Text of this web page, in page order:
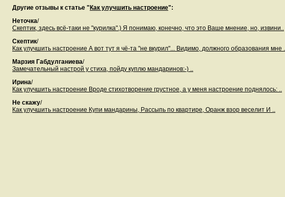
Другие отзывы к статье " Как улучшить настроение":
Неточка/
Скептик, здесь всё-таки не "курилка".) Я понимаю, конечно, что это Ваше мнение, но, извини..
Скептик/
Как улучшить настроение А вот тут я чё-та "не вкурил"... Видимо, должного образования мне
Марзия Габдулганиева/
Замечательный настрой у стиха, пойду куплю мандаринов:-) ..
Ирина/
Как улучшить настроение Вроде стихотворение грустное, а у меня настроение поднялось: ..
Не скажу/
Как улучшить настроение Купи мандарины, Рассыпь по квартире, Оранж взор веселит И ..